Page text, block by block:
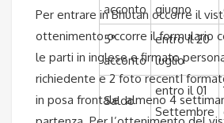
acconto giugno
5°
acconto
entro il 20
luglio
Saldo
entro il 01
Settembre
Per entrare in Bhutan occorre il
ottenimento occorre il formulario
le parti in inglese e firmato
richiedente e 2 foto recentI
in posa frontale almeno 4